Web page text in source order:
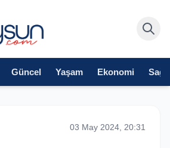
Güncel Yaşam Ekonomi
03 May 2024, 20:31